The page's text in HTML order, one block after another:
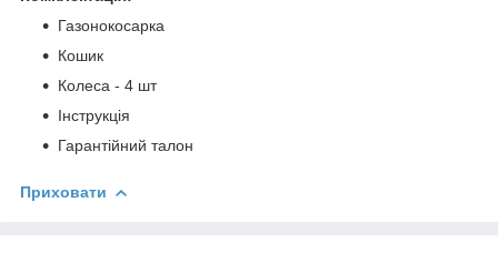
Газонокосарка
Кошик
Колеса - 4 шт
Інструкція
Гарантійний талон
Приховати